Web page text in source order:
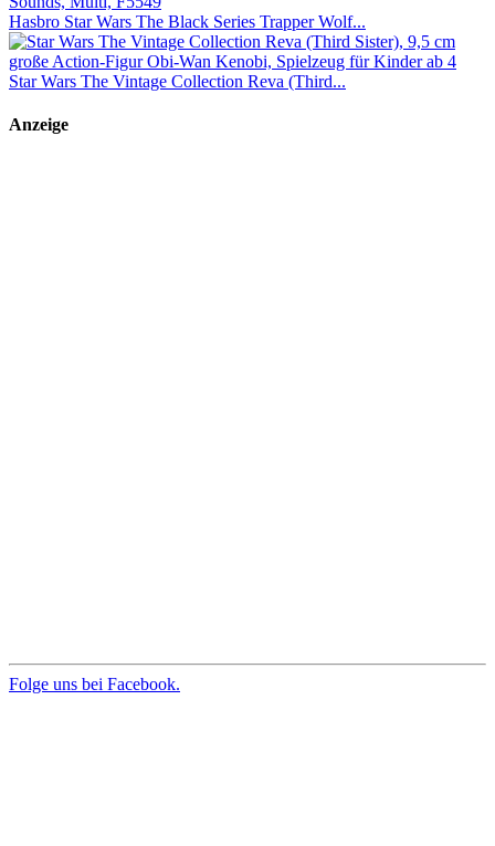
Hasbro Star Wars The Black Series Trapper Wolf...
Star Wars The Vintage Collection Reva (Third...
Anzeige
Folge uns bei Facebook.